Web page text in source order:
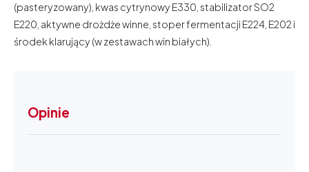
(pasteryzowany), kwas cytrynowy E330, stabilizator SO2
E220, aktywne drożdże winne, stoper fermentacji E224, E202 i
środek klarujący (w zestawach win białych).
Opinie